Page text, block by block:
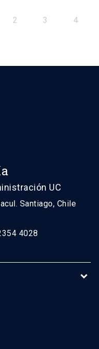
2 3 4
UC
Santiago, Chile
4028